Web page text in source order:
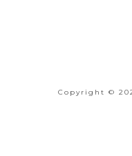
Copyright ©